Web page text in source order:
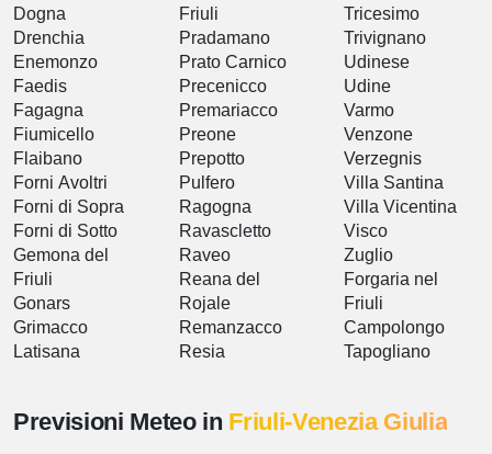
Dogna
Drenchia
Enemonzo
Faedis
Fagagna
Fiumicello
Flaibano
Forni Avoltri
Forni di Sopra
Forni di Sotto
Gemona del
Friuli
Gonars
Grimacco
Latisana
Friuli
Pradamano
Prato Carnico
Precenicco
Premariacco
Preone
Prepotto
Pulfero
Ragogna
Ravascletto
Raveo
Reana del
Rojale
Remanzacco
Resia
Tricesimo
Trivignano
Udinese
Udine
Varmo
Venzone
Verzegnis
Villa Santina
Villa Vicentina
Visco
Zuglio
Forgaria nel
Friuli
Campolongo
Tapogliano
Previsioni Meteo in Friuli-Venezia Giulia